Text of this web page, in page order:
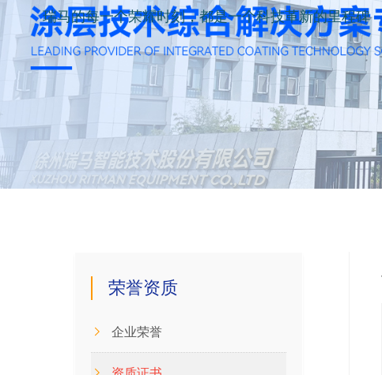
瑞马的每一个荣耀时刻，都是一个科技革新的里程碑
荣誉资质
企业荣誉